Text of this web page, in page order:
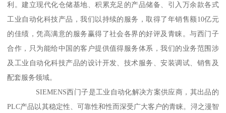
利。建立现代化仓储基地、积累充足的产品储备、引入万余款各式
工业自动化科技产品，我们以持续的服务，取得了年销售额10亿元
的佳绩，凭高满意的服务赢得了社会各界的好评及青睐。与西门子
合作，只为能给中国的客户提供值得服务体系，我们的业务范围涉
及工业自动化科技产品的设计开发、技术服务、安装调试、销售及
配套服务领域。
SIEMENS西门子是工业自动化解决方案供应商，其出品的
PLC产品以其稳定性、可靠性和性而深受广大客户的青睐。浔之漫智